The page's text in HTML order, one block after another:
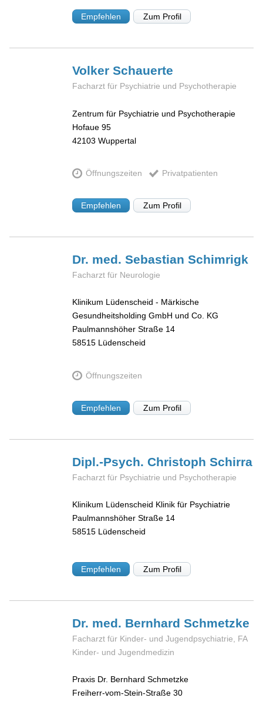
Empfehlen Zum Profil
VolkerSchauerte
Facharzt für Psychiatrie und Psychotherapie
Zentrum für Psychiatrie und Psychotherapie
Hofaue 95
42103 Wuppertal
Öffnungszeiten Privatpatienten
Empfehlen Zum Profil
Dr. med. SebastianSchimrigk
Facharzt für Neurologie
Klinikum Lüdenscheid - Märkische
Gesundheitsholding GmbH und Co. KG
Paulmannshöher Straße 14
58515 Lüdenscheid
Öffnungszeiten
Empfehlen Zum Profil
Dipl.-Psych. ChristophSchirra
Facharzt für Psychiatrie und Psychotherapie
Klinikum Lüdenscheid Klinik für Psychiatrie
Paulmannshöher Straße 14
58515 Lüdenscheid
Empfehlen Zum Profil
Dr. med. BernhardSchmetzke
Facharzt für Kinder- und Jugendpsychiatrie, FA
Kinder- und Jugendmedizin
Praxis Dr. Bernhard Schmetzke
Freiherr-vom-Stein-Straße 30